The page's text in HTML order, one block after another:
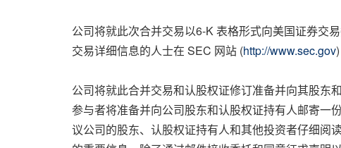
公司将就此次合并交易以6-K 表格形式向美国证券交
交易详细信息的人士在 SEC 网站 (http://www.sec.gov
公司将就此合并交易和认股权证修订准备并向其股东
参与者将准备并向公司股东和认股权证持有人邮寄一
议公司的股东、认股权证持有人和其他投资者仔细阅